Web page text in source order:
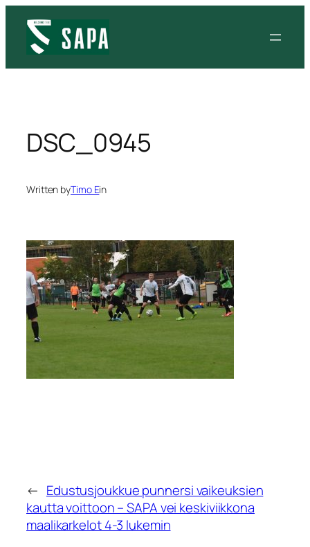
sisältöön
DSC_0945
Written byTimo Ein
← Edustusjoukkue punnersi vaikeuksien
kautta voittoon – SAPA vei keskiviikkona
maalikarkelot 4-3 lukemin